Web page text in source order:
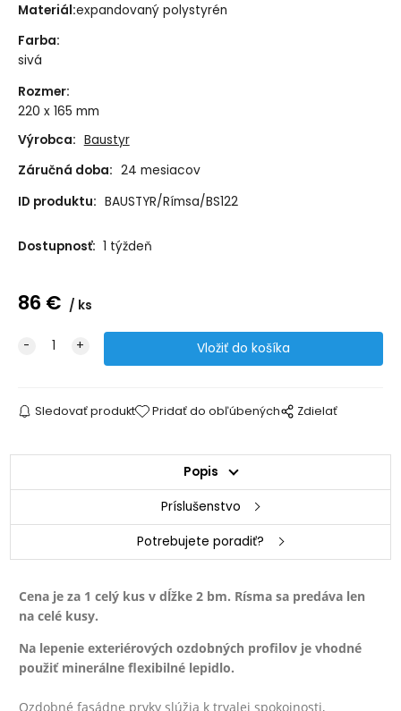
Materiál:expandovaný polystyrén
Farba:
sivá
Rozmer:
220 x 165 mm
Výrobca: Baustyr
Záručná doba: 24 mesiacov
ID produktu: BAUSTYR/Rímsa/BS122
Dostupnosť: 1 týždeň
86 € ks
Sledovať produkt Pridať do obľúbených Zdielať
Popis
Príslušenstvo
Potrebujete poradiť?
Cena je za 1 celý kus v dĺžke 2 bm. Rísma sa predáva len
na celé kusy.
Na lepenie exteriérových ozdobných profilov je vhodné
použiť minerálne flexibilné lepidlo.
Ozdobné fasádne prvky slúžia k trvalej spokojnosti,